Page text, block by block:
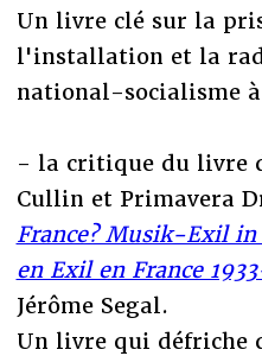
Un livre clé sur la
l'installation et la
national-socialisme
- la critique du livre
Cullin et Primavera
France? Musik-Exil
en Exil en France
Jérôme Segal.
Un livre qui défriche